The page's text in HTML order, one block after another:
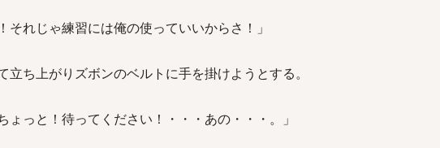
れじゃ練習には俺の使っていいからさ！」
立ち上がりズボンのベルトに手を掛けようとする。
っと！待ってください！・・・あの・・・。」